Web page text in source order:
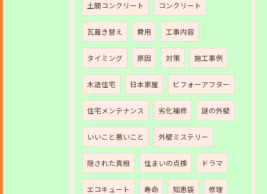
土間コンクリート コンクリート
瓦葺き替え 費用 工事内容
タイミング 原因 対策 施工事例
木造住宅 日本家屋 ビフォーアフター
住宅メンテナンス 劣化補修 謎の外壁
いいこと悪いこと 外壁ミステリー
隠された真相 住まいの点検 ドラマ
エコキュート 寿命 知恵袋 修理